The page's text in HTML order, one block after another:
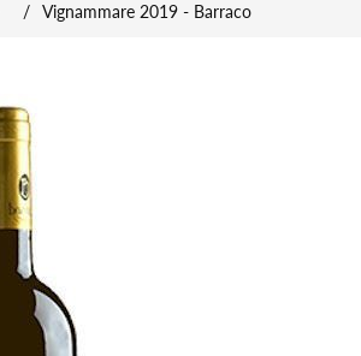
/ Vignammare 2019 - Barraco